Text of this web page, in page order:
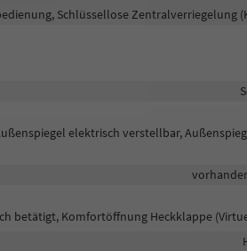
Schlüssellose Zentralverriegelung
elektrisch verstellbar,
betätigt, Komfortöffnung Heckklappe